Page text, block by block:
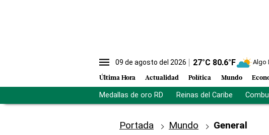
09 de agosto del 2026 27°C 80.6°F Algo
Última Hora Actualidad Política Mundo
Medallas de oro RD Reinas del Caribe
Portada Mundo
General